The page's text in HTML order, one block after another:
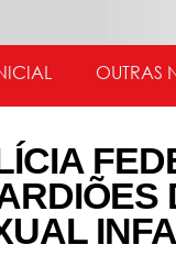
OUTRAS